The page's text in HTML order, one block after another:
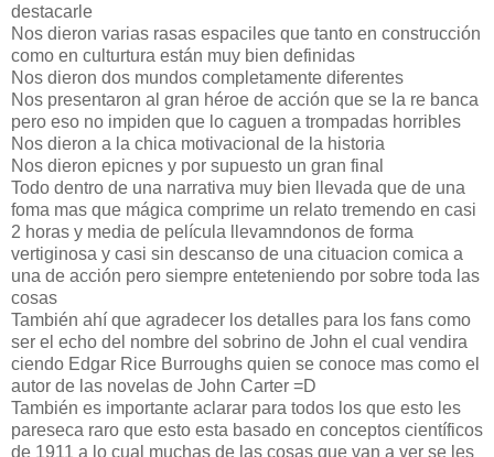
destacarle
Nos dieron varias rasas espaciles que tanto en construcción
como en culturtura están muy bien definidas
Nos dieron dos mundos completamente diferentes
Nos presentaron al gran héroe de acción que se la re banca
pero eso no impiden que lo caguen a trompadas horribles
Nos dieron a la chica motivacional de la historia
Nos dieron epicnes y por supuesto un gran final
Todo dentro de una narrativa muy bien llevada que de una
foma mas que mágica comprime un relato tremendo en casi
2 horas y media de película llevamndonos de forma
vertiginosa y casi sin descanso de una cituacion comica a
una de acción pero siempre enteteniendo por sobre toda las
cosas
También ahí que agradecer los detalles para los fans como
ser el echo del nombre del sobrino de John el cual vendira
ciendo Edgar Rice Burroughs quien se conoce mas como el
autor de las novelas de John Carter =D
También es importante aclarar para todos los que esto les
pareseca raro que esto esta basado en conceptos científicos
de 1911 a lo cual muchas de las cosas que van a ver se les